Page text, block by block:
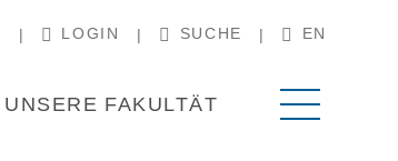
LOGIN SUCHE EN
UNSERE FAKULTÄT